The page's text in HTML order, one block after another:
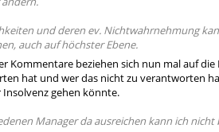
und deren ev. Nichtwahrnehmung
auch auf höchster Ebene.
Kommentare beziehen sich nun mal auf
hat und wer das nicht zu verantworten
Insolvenz gehen könnte.
Manager da ausreichen kann ich nicht